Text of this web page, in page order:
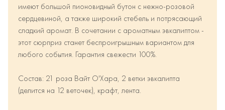
имеют большой пионовидный бутон с нежно-розовой
сердцевиной, а также широкий стебель и потрясающий
сладкий аромат. В сочетании с ароматным эвкалиптом -
этот сюрприз станет беспроигрышным вариантом для
любого события. Гарантия свежести 100%.
Состав: 21 роза Вайт О'Хара, 2 ветки эвкалипта
(делится на 12 веточек), крафт, лента.